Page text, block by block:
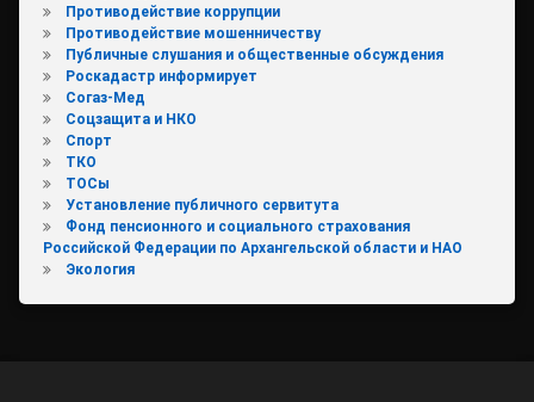
Противодействие коррупции
Противодействие мошенничеству
Публичные слушания и общественные обсуждения
Роскадастр информирует
Согаз-Мед
Соцзащита и НКО
Спорт
ТКО
ТОСы
Установление публичного сервитута
Фонд пенсионного и социального страхования
Российской Федерации по Архангельской области и НАО
Экология